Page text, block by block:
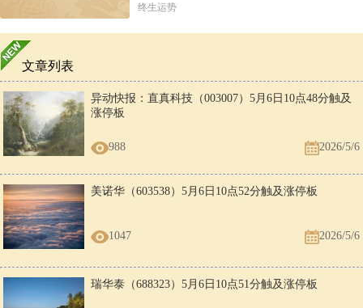
终生运势
文章列表
异动快报：直真科技（003007）5月6日10点48分触及
涨停板
988 2026/5/6
美诺华（603538）5月6日10点52分触及涨停板
1047 2026/5/6
瑞华泰（688323）5月6日10点51分触及涨停板